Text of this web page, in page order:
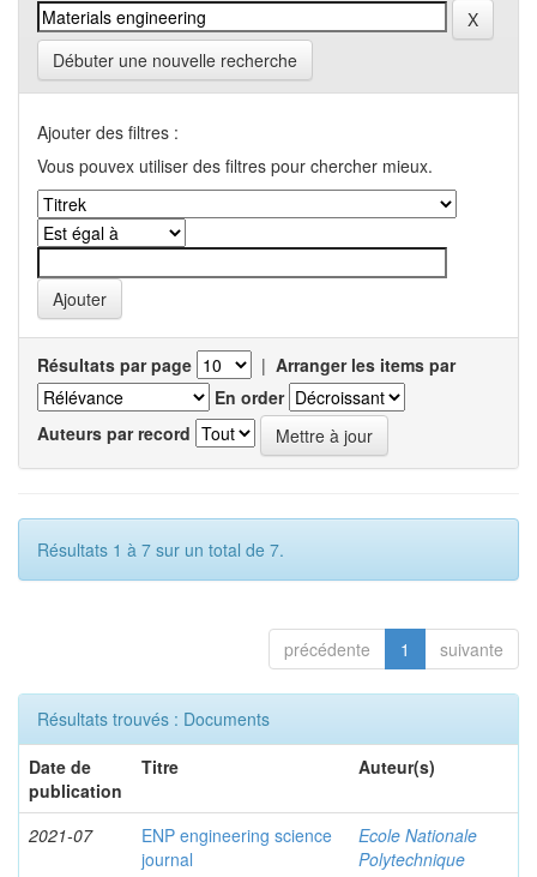
Débuter une nouvelle recherche
Ajouter des filtres :
Vous pouvex utiliser des filtres pour chercher mieux.
Résultats par page | Arranger les items par
En order
Auteurs par record
Résultats 1 à 7 sur un total de 7.
précédente 1 suivante
Résultats trouvés : Documents
Date de
publication
Titre Auteur(s)
2021-07
ENP engineering science
journal
Ecole Nationale
Polytechnique